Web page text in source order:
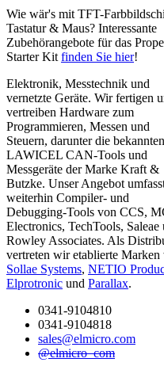
Wie wär's mit TFT-
Tastatur & Maus? Interessante
Zubehörangebote für das
Starter Kit finden Sie hier!
Elektronik, Messtechnik und
vernetzte Geräte. Wir fertigen
vertreiben Hardware zum
Programmieren, Messen und
Steuern, darunter die bekannten
LAWICEL CAN-Tools und
Messgeräte der Marke Kraft &
Butzke. Unser Angebot
weiterhin Compiler- und
Debugging-Tools von CCS,
Electronics, TechTools, Saleae
Rowley Associates. Als
vertreten wir etablierte Marken
Sollae Systems, NETIO
Elprotronic und Parallax.
0341-9104810
0341-9104818
sales@elmicro.com
@elmicro_com